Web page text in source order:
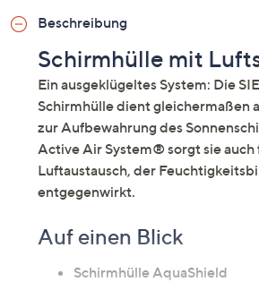
Beschreibung
Schirmhülle mit
Ein ausgeklügeltes System: Die
Schirmhülle dient gleichermaßen
zur Aufbewahrung des
Active Air System® sorgt sie auch
Luftaustausch, der
entgegenwirkt.
Auf einen Blick
Schirmhülle AquaShield